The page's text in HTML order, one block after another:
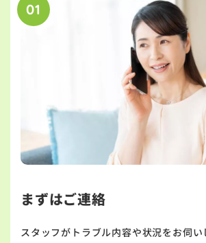
01
まずはご連絡
スタッフがトラブル内容や状況をお伺い